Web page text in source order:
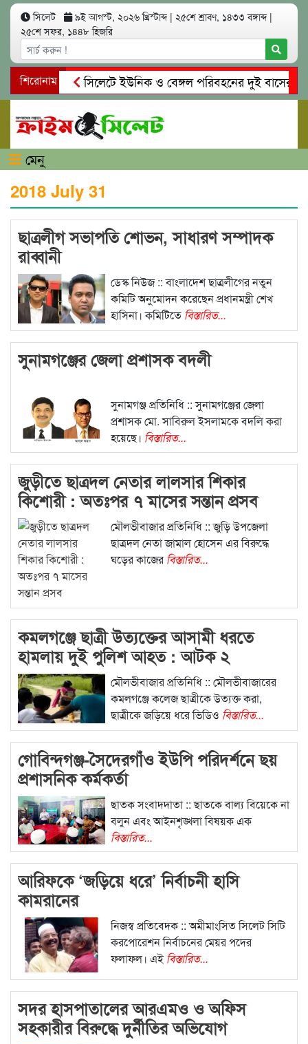
সিলেট ৯ই আগস্ট, ২০২৬ খ্রিস্টাব্দ | ২৫শে শ্রাবণ, ১৪৩৩ বঙ্গাব্দ |
২৫শে সফর, ১৪৪৮ হিজরি
শিরোনাম
সিলেটে ইউনিক ও বেঙ্গল পরিবহনের দুই বাসের
গোয়াইনঘাটে প্রেমের ফাঁদে তরুণী পাচার: মাদকাসক্ত
মেনু
2018 July 31
ছাত্রলীগ সভাপতি শোভন, সাধারণ সম্পাদক
রাব্বানী
ডেস্ক নিউজ :: বাংলাদেশ ছাত্রলীগের নতুন
কমিটি অনুমোদন করেছেন প্রধানমন্ত্রী শেখ
হাসিনা। কমিটিতে বিস্তারিত...
সুনামগঞ্জের জেলা প্রশাসক বদলী
সুনামগঞ্জ প্রতিনিধি :: সুনামগঞ্জের জেলা
প্রশাসক মো. সাবিরুল ইসলামকে বদলি করা
হয়েছে। বিস্তারিত...
জুড়ীতে ছাত্রদল নেতার লালসার শিকার
কিশোরী : অতঃপর ৭ মাসের সন্তান প্রসব
মৌলভীবাজার প্রতিনিধি :: জুড়ি উপজেলা
ছাত্রদল নেতা জামাল হোসেন এর বিরুদ্ধে
ঘড়ের কাজের বিস্তারিত...
কমলগঞ্জে ছাত্রী উত্যক্তের আসামী ধরতে
হামলায় দুই পুলিশ আহত : আটক ২
মৌলভীবাজার প্রতিনিধি :: মৌলভীবাজারের
কমলগঞ্জে কলেজ ছাত্রীকে উত্যক্ত করা,
ছাত্রীকে জড়িয়ে ধরে ভিডিও বিস্তারিত...
গোবিন্দগঞ্জ-সৈদেরগাঁও ইউপি পরিদর্শনে ছয়
প্রশাসনিক কর্মকর্তা
ছাতক সংবাদদাতা :: ছাতকে বাল্য বিয়েকে না
বলুন এবং আইনশৃঙ্খলা বিষয়ক এক
বিস্তারিত...
আরিফকে ‘জড়িয়ে ধরে’ নির্বাচনী হাসি
কামরানের
নিজস্ব প্রতিবেদক :: অমীমাংসিত সিলেট সিটি
করপোরেশন নির্বাচনের মেয়র পদের
ফলাফল। এইবিস্তারিত...
সদর হাসপাতালের আরএমও ও অফিস
সহকারীর বিরুদ্ধে দুর্নীতির অভিযোগ